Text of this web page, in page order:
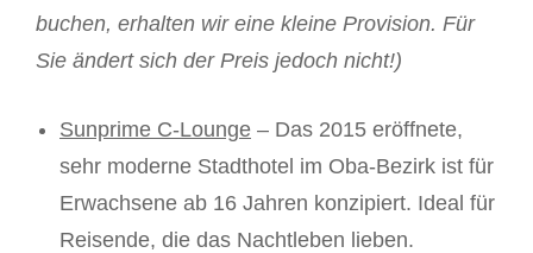
buchen, erhalten wir eine kleine Provision. Für
Sie ändert sich der Preis jedoch nicht!)
Sunprime C-Lounge – Das 2015 eröffnete,
sehr moderne Stadthotel im Oba-Bezirk ist für
Erwachsene ab 16 Jahren konzipiert. Ideal für
Reisende, die das Nachtleben lieben.